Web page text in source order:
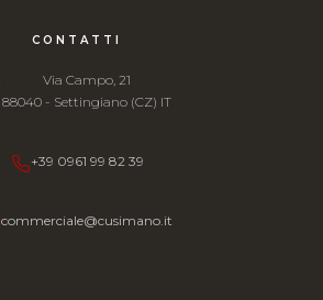
CONTATTI
Via Campo, 21
88040 - Settingiano (CZ) IT
+39 0961 99 82 39
commerciale@cusimano.it